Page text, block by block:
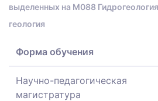
выделенных на M088
геология
Форма обучения
Научно-педагогическая
магистратура